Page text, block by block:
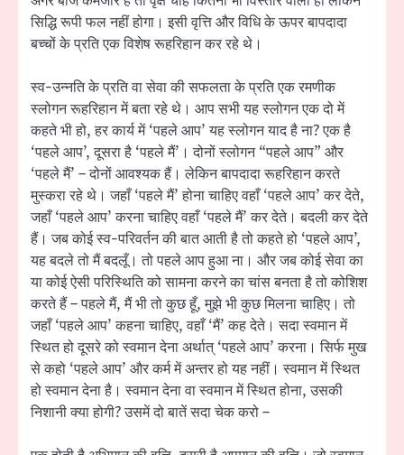
सिद्धि रूपी फल नहीं होगा। इसी वृत्ति और विधि के ऊपर बापदादा
बच्चों के प्रति एक विशेष रूहरिहान कर रहे थे।
स्व-उन्नति के प्रति वा सेवा की सफलता के प्रति एक रमणीक
स्लोगन रूहरिहान में बता रहे थे। आप सभी यह स्लोगन एक दो में
कहते भी हो, हर कार्य में ‘पहले आप’ यह स्लोगन याद है ना? एक है
‘पहले आप’, दूसरा है ‘पहले मैं’। दोनों स्लोगन “पहले आप” और
‘पहले मैं’ – दोनों आवश्यक हैं। लेकिन बापदादा रूहरिहान करते
मुस्करा रहे थे। जहाँ ‘पहले मैं’ होना चाहिए वहाँ ‘पहले आप’ कर देते,
जहाँ ‘पहले आप’ करना चाहिए वहाँ ‘पहले मैं’ कर देते। बदली कर देते
हैं। जब कोई स्व-परिवर्तन की बात आती है तो कहते हो ‘पहले आप’,
यह बदले तो मैं बदलूँ। तो पहले आप हुआ ना। और जब कोई सेवा का
या कोई ऐसी परिस्थिति को सामना करने का चांस बनता है तो कोशिश
करते हैं – पहले मैं, मैं भी तो कुछ हूँ, मुझे भी कुछ मिलना चाहिए। तो
जहाँ ‘पहले आप’ कहना चाहिए, वहाँ ‘मैं’ कह देते। सदा स्वमान में
स्थित हो दूसरे को स्वमान देना अर्थात् ‘पहले आप’ करना। सिर्फ मुख
से कहो ‘पहले आप’ और कर्म में अन्तर हो यह नहीं। स्वमान में स्थित
हो स्वमान देना है। स्वमान देना वा स्वमान में स्थित होना, उसकी
निशानी क्या होगी? उसमें दो बातें सदा चेक करो –